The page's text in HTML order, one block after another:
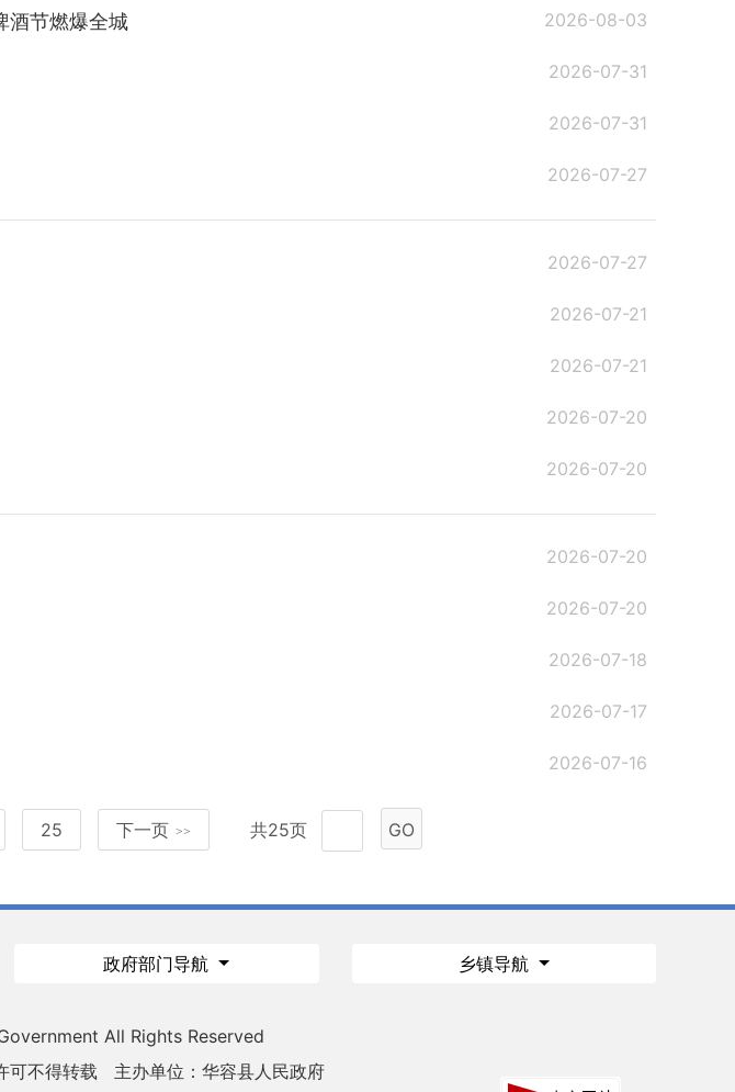
酒节燃爆全城 2026-08-03
2026-07-31
2026-07-31
2026-07-27
2026-07-27
2026-07-21
2026-07-21
2026-07-20
2026-07-20
2026-07-20
2026-07-20
2026-07-18
2026-07-17
2026-07-16
25 下一页 >> 共25页 GO
政府部门导航 乡镇导航
All Rights Reserved
可不得转载
主办单位：华容县人民政府